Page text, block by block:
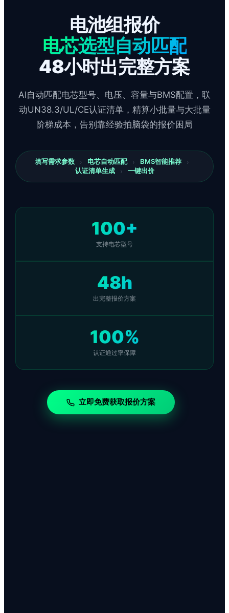
电池组报价
电芯选型自动匹配
48小时出完整方案
AI自动匹配电芯型号、电压、容量与BMS配置，联
动UN38.3/UL/CE认证清单，精算小批量与大批量
阶梯成本，告别靠经验拍脑袋的报价困局
填写需求参数 › 电芯自动匹配 › BMS智能推荐
›
认证清单生成
› 一键出价
100+
支持电芯型号
48h
出完整报价方案
100%
认证通过率保障
立即免费获取报价方案